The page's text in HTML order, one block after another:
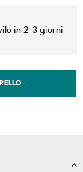
in 2-3 giorni